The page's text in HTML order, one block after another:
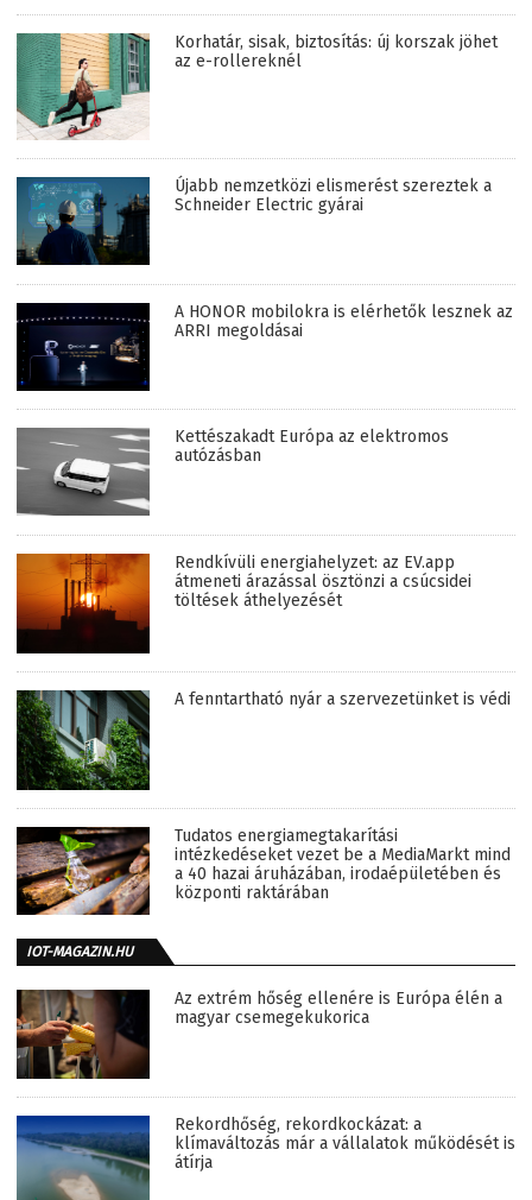
Korhatár, sisak, biztosítás: új korszak jöhet
az e-rollereknél
Újabb nemzetközi elismerést szereztek a
Schneider Electric gyárai
A HONOR mobilokra is elérhetők lesznek az
ARRI megoldásai
Kettészakadt Európa az elektromos
autózásban
Rendkívüli energiahelyzet: az EV.app
átmeneti árazással ösztönzi a csúcsidei
töltések áthelyezését
A fenntartható nyár a szervezetünket is védi
Tudatos energiamegtakarítási
intézkedéseket vezet be a MediaMarkt mind
a 40 hazai áruházában, irodaépületében és
központi raktárában
IOT-MAGAZIN.HU
Az extrém hőség ellenére is Európa élén a
magyar csemegekukorica
Rekordhőség, rekordkockázat: a
klímaváltozás már a vállalatok működését is
átírja